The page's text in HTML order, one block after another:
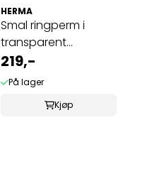
HERMA
Smal ringperm i
transparent
plastmateriale A4, ...
219,-
På lager
Kjøp